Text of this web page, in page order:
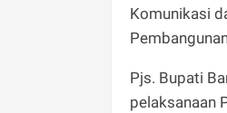
Komunikasi
Pjs. Bupati
pelaksanaan